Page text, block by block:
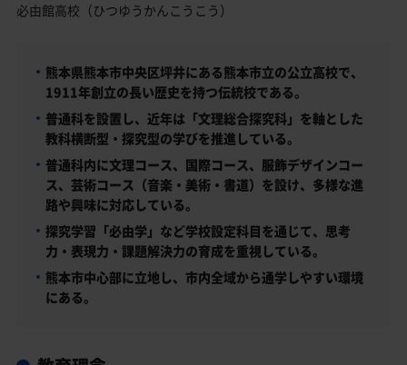
必由館高校（ひつゆうかんこうこう）
熊本県熊本市中央区坪井にある熊本市立の公立高校で、
1911年創立の長い歴史を持つ伝統校である。
普通科を設置し、近年は「文理総合探究科」を軸とした
教科横断型・探究型の学びを推進している。
普通科内に文理コース、国際コース、服飾デザインコー
ス、芸術コース（音楽・美術・書道）を設け、多様な進
路や興味に対応している。
探究学習「必由学」など学校設定科目を通じて、思考
力・表現力・課題解決力の育成を重視している。
熊本市中心部に立地し、市内全域から通学しやすい環境
にある。